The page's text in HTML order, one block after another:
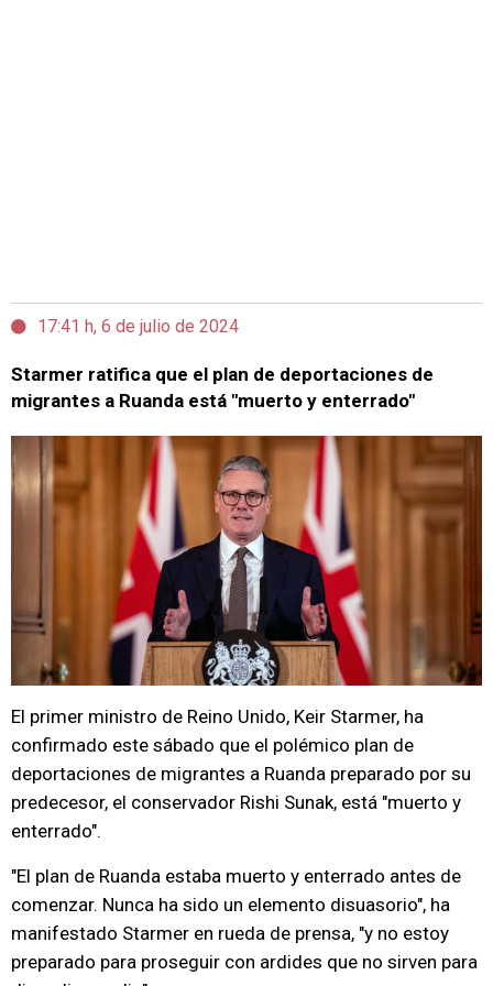
17:41 h, 6 de julio de 2024
Starmer ratifica que el plan de deportaciones de
migrantes a Ruanda está "muerto y enterrado"
El primer ministro de Reino Unido, Keir Starmer, ha
confirmado este sábado que el polémico plan de
deportaciones de migrantes a Ruanda preparado por su
predecesor, el conservador Rishi Sunak, está "muerto y
enterrado".
"El plan de Ruanda estaba muerto y enterrado antes de
comenzar. Nunca ha sido un elemento disuasorio", ha
manifestado Starmer en rueda de prensa, "y no estoy
preparado para proseguir con ardides que no sirven para